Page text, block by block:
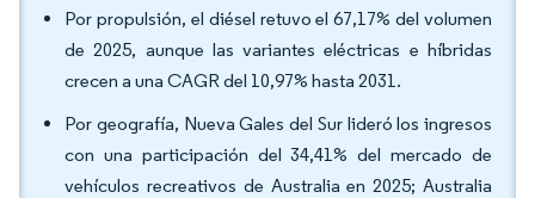
Por propulsión, el diésel retuvo el 67,17% del volumen
de 2025, aunque las variantes eléctricas e híbridas
crecen a una CAGR del 10,97% hasta 2031.
Por geografía, Nueva Gales del Sur lideró los ingresos
con una participación del 34,41% del mercado de
vehículos recreativos de Australia en 2025; Australia